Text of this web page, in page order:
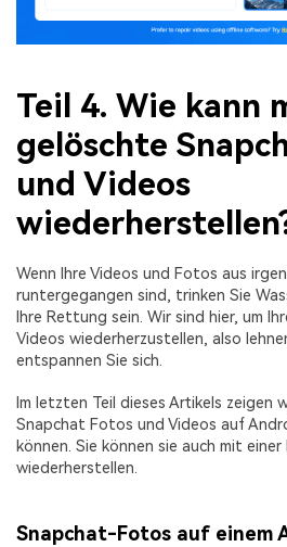
Teil 4. Wie kann
gelöschte
und Videos
Wenn Ihre Videos und Fotos aus
runtergegangen sind, trinken Sie
Ihre Rettung sein. Wir sind hier, um
Videos wiederherzustellen, also
entspannen Sie sich.
Im letzten Teil dieses Artikels zeigen
Snapchat Fotos und Videos auf
können. Sie können sie auch mit
wiederherstellen.
Snapchat-Fotos auf einem